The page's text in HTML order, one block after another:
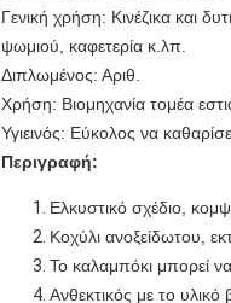
Γενική χρήση: Κινέζικα και
ψωμιού, καφετερία κ.λπ.
Διπλωμένος: Αριθ.
Χρήση: Βιομηχανία τομέα
Υγιεινός: Εύκολος να
Περιγραφή:
Ελκυστικό σχέδιο,
Κοχύλι ανοξείδωτου,
Το καλαμπόκι μπορεί
Ανθεκτικός με το